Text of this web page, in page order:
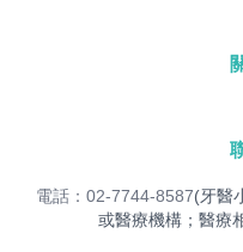
電話：02-7744-8587(牙醫
或醫療機構；醫療